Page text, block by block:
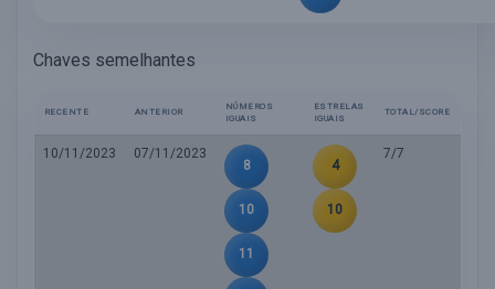
Chaves semelhantes
RECENTE ANTERIOR
NÚMEROS
IGUAIS
ESTRELAS
IGUAIS
TOTAL/SCORE
10/11/2023
07/11/2023
8
10
11
4
10
7/7